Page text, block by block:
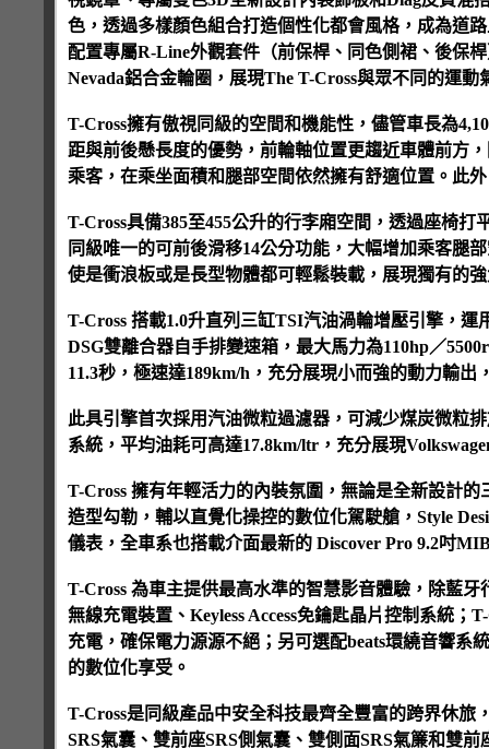
色，透過多樣顏色組合打造個性化都會風格，成為道
配置專屬R-Line外觀套件（前保桿、同色側裙、後保
Nevada鋁合金輪圈，展現The T-Cross與眾不同的運動
T-Cross擁有傲視同級的空間和機能性，儘管車長為
距與前後懸長度的優勢，前輪軸位置更趨近車體前方
乘客，在乘坐面積和腿部空間依然擁有舒適位置。此
T-Cross具備385至455公升的行李廂空間，透過座椅
同級唯一的可前後滑移14公分功能，大幅增加乘客腿
使是衝浪板或是長型物體都可輕鬆裝載，展現獨有的
T-Cross 搭載1.0升直列三缸TSI汽油渦輪增壓引擎，
DSG雙離合器自手排變速箱，最大馬力為110hp／
11.3秒，極速達189km/h，充分展現小而強的動力輸出
此具引擎首次採用汽油微粒過濾器，可減少煤炭微粒
系統，平均油耗可高達17.8km/ltr，充分展現
T-Cross 擁有年輕活力的內裝氛圍，無論是全新設計
造型勾勒，輔以直覺化操控的數位化駕駛艙，Style
儀表，全車系也搭載介面最新的 Discover Pro 9.2吋
T-Cross 為車主提供最高水準的智慧影音體驗，除藍
無線充電裝置、Keyless Access免鑰匙晶片控制系統
充電，確保電力源源不絕；另可選配beats環繞音響系
的數位化享受。
T-Cross是同級產品中安全科技最齊全豐富的跨界休
SRS氣囊、雙前座SRS側氣囊、雙側面SRS氣簾和雙